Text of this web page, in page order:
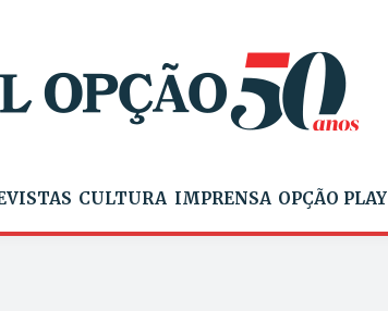
CULTURA IMPRENSA OPÇÃO PLAY